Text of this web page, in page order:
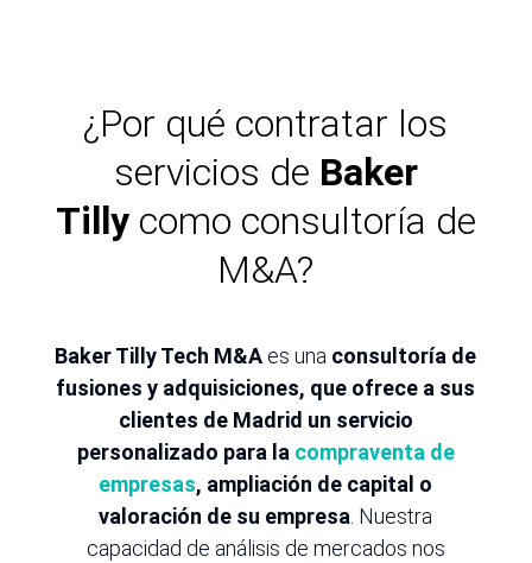
¿Por qué contratar los
servicios de Baker
Tillycomo consultoría de
M&A?
Baker Tilly Tech M&A es una consultoría de
fusiones y adquisiciones, que ofrece a sus
clientes de Madrid un servicio
personalizado para la compraventa de
empresas, ampliación de capital o
valoración de su empresa . Nuestra
capacidad de análisis de mercados nos